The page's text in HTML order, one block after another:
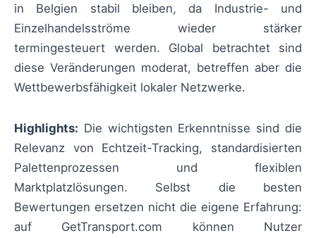
in Belgien stabil bleiben, da Industrie- und
Einzelhandelsströme wieder stärker
termingesteuert werden. Global betrachtet sind
diese Veränderungen moderat, betreffen aber die
Wettbewerbsfähigkeit lokaler Netzwerke.
Highlights: Die wichtigsten Erkenntnisse sind die
Relevanz von Echtzeit-Tracking, standardisierten
Palettenprozessen und flexiblen
Marktplatzlösungen. Selbst die besten
Bewertungen ersetzen nicht die eigene Erfahrung:
auf GetTransport.com können Nutzer